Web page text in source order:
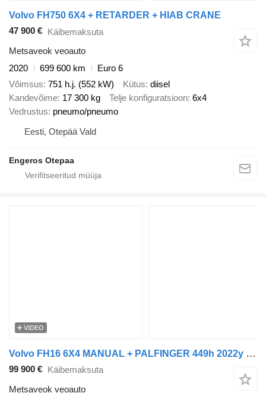
Volvo FH750 6X4 + RETARDER + HIAB CRANE
47 900 € Käibemaksuta
Metsaveok veoauto
2020
699 600 km
Euro 6
Võimsus 751 h.j. (552 kW) Kütus diisel
Kandevõime 17 300 kg Telje konfiguratsioon 6x4
Vedrustus pneumo/pneumo
Eesti, Otepää Vald
Engeros Otepaa
VIDEO
Volvo FH16 6X4 MANUAL + PALFINGER 449h 2022y + DOLL M135
99 900 €
Käibemaksuta
Metsaveok veoauto